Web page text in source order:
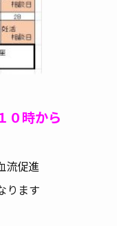
０時から
流促進
ります